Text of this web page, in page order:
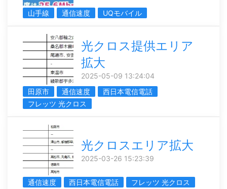
山手線 通信速度 UQモバイル
光クロス提供エリア
拡大
2025-05-09 13:24:04
田原市
通信速度
西日本電信電話
フレッツ 光クロス
光クロスエリア拡大
2025-03-26 15:23:39
通信速度 西日本電信電話 フレッツ 光クロス